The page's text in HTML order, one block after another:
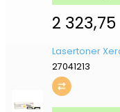
2 323,75
Lasertoner
27041213